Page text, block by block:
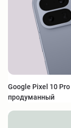
Google Pixel 10
продуманный